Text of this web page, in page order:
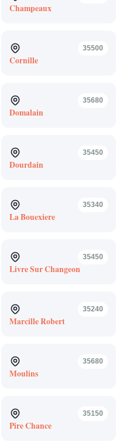
Champeaux
35500
Cornille
35680
Domalain
35450
Dourdain
35340
La Bouexiere
35450
Livre Sur Changeon
35240
Marcille Robert
35680
Moulins
35150
Pire Chance